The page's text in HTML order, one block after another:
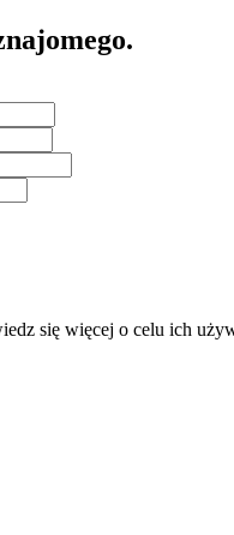
się więcej o celu ich